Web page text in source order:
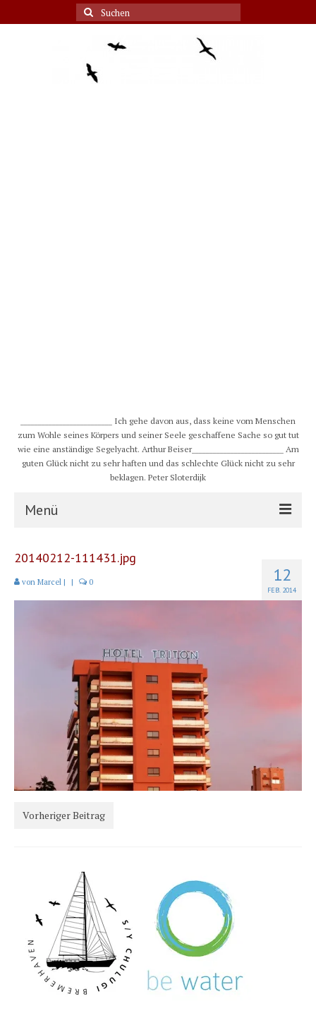
Suche
nach:
__________________________ Ich gehe davon aus, dass keine vom Menschen
zum Wohle seines Körpers und seiner Seele geschaffene Sache so gut tut
wie eine anständige Segelyacht. Arthur Beiser__________________________ Am
guten Glück nicht zu sehr haften und das schlechte Glück nicht zu sehr
beklagen. Peter Sloterdijk
Menü
Schiff
Länder und Inseln
Mittelmeer 2010-2013
Bordbibliothek
Abonnieren
Yachtüberführung weltweit
12
FEB. 2014
20140212-111431.jpg
von Marcel | | 0
Vorheriger Beitrag